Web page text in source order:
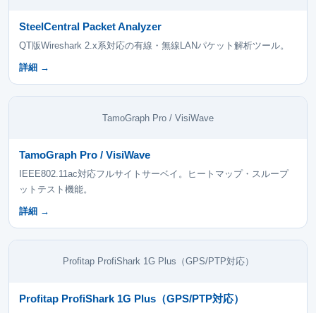
SteelCentral Packet Analyzer
QT版Wireshark 2.x系対応の有線・無線LANパケット解析ツール。
詳細 →
TamoGraph Pro / VisiWave
TamoGraph Pro / VisiWave
IEEE802.11ac対応フルサイトサーベイ。ヒートマップ・スループ
ットテスト機能。
詳細 →
Profitap ProfiShark 1G Plus（GPS/PTP対応）
Profitap ProfiShark 1G Plus（GPS/PTP対応）